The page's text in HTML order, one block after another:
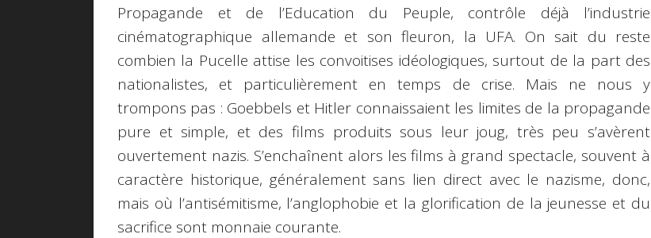
Propagande et de l’Education du Peuple, contrôle déjà l’industrie
cinématographique allemande et son fleuron, la UFA. On sait du reste
combien la Pucelle attise les convoitises idéologiques, surtout de la part des
nationalistes, et particulièrement en temps de crise. Mais ne nous y
trompons pas : Goebbels et Hitler connaissaient les limites de la propagande
pure et simple, et des films produits sous leur joug, très peu s’avèrent
ouvertement nazis. S’enchaînent alors les films à grand spectacle, souvent à
caractère historique, généralement sans lien direct avec le nazisme, donc,
mais où l’antisémitisme, l’anglophobie et la glorification de la jeunesse et du
sacrifice sont monnaie courante.